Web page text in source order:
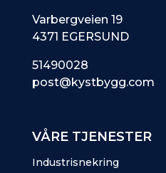
Varbergveien 19
4371 EGERSUND
51490028
post@kystbygg.com
VÅRE TJENESTER
Industrisnekring